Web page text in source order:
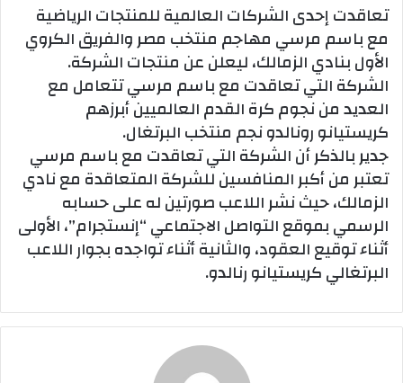
تعاقدت إحدى الشركات العالمية للمنتجات الرياضية
مع باسم مرسي مهاجم منتخب مصر والفريق الكروي
الأول بنادي الزمالك، ليعلن عن منتجات الشركة.
الشركة التي تعاقدت مع باسم مرسي تتعامل مع
العديد من نجوم كرة القدم العالميين أبرزهم
كريستيانو رونالدو نجم منتخب البرتغال.
جدير بالذكر أن الشركة التي تعاقدت مع باسم مرسي
تعتبر من أكبر المنافسين للشركة المتعاقدة مع نادي
الزمالك، حيث نشر اللاعب صورتين له على حسابه
الرسمي بموقع التواصل الاجتماعي “إنستجرام”، الأولى
أثناء توقيع العقود، والثانية أثناء تواجده بجوار اللاعب
البرتغالي كريستيانو رنالدو.